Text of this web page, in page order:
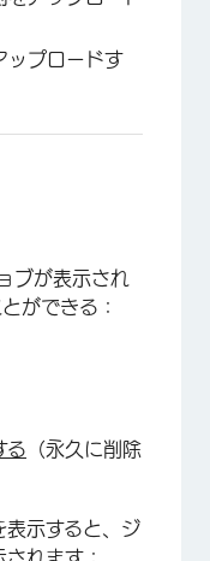
×
ップロードす
ブが表示され
ができる：
る （永久に削除
表示すると、ジ